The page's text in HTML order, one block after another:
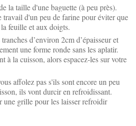
la taille d'une baguette (à peu près).
travail d'un peu de farine pour éviter que
feuille et aux doigts.
d’environ 2cm d’épaisseur et
une forme ronde sans les aplatir.
à la cuisson, alors espacez-les sur votre
affolez pas s'ils sont encore un peu
ils vont durcir en refroidissant.
une grille pour les laisser refroidir